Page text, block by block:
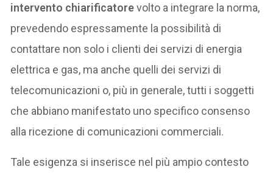
intervento chiarificatorevolto a integrare la norma,
prevedendo espressamente la possibilità di
contattare non solo i clienti dei servizi di energia
elettrica e gas, ma anche quelli dei servizi di
telecomunicazioni o, più in generale, tutti i soggetti
che abbiano manifestato uno specifico consenso
alla ricezione di comunicazioni commerciali.
Tale esigenza si inserisce nel più ampio contesto